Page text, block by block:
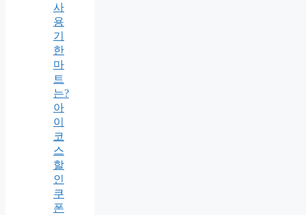
사
용
기
한
마
트
는?
아
이
코
스
할
인
쿠
폰